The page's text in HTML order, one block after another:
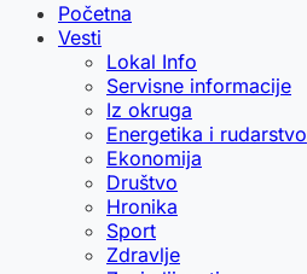
Početna
Vesti
Lokal Info
Servisne informacije
Iz okruga
Energetika i rudarstvo
Ekonomija
Društvo
Hronika
Sport
Zdravlje